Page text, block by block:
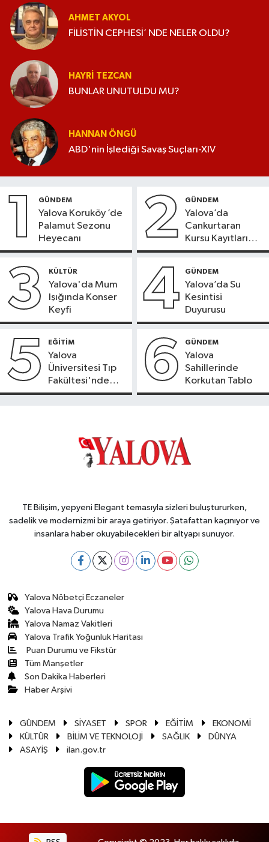
AHMET AKYOL
FİLİSTİN CEPHESİ’ NDE NELER OLDU?
HAYRI TEZCAN
BUNLAR UNUTULDU MU?
HANNAN ÖNGÜ
ABD'nin İşlediği Savaş Suçları-XIV
1 GÜNDEM
Yalova Koruköy ’de
Palamut Sezonu
Heyecanı
2 GÜNDEM
Yalova’da
Cankurtaran
Kursu Kayıtları
Başladı
3 KÜLTÜR
Yalova'da Mum
Işığında Konser
Keyfi
4 GÜNDEM
Yalova’da Su
Kesintisi
Duyurusu
5 EĞİTİM
Yalova
Üniversitesi Tıp
Fakültesi'nde
Yeni Dönem
6 GÜNDEM
Yalova
Sahillerinde
Korkutan Tablo
TE Bilişim, yepyeni Elegant temasıyla sizleri buluştururken,
sadelik ve modernizmi bir araya getiriyor. Şatafattan kaçınıyor ve
insanlara haber okuyabilecekleri bir altyapı sunuyor.
Yalova Nöbetçi Eczaneler
Yalova Hava Durumu
Yalova Namaz Vakitleri
Yalova Trafik Yoğunluk Haritası
Puan Durumu ve Fikstür
Tüm Manşetler
Son Dakika Haberleri
Haber Arşivi
GÜNDEM SİYASET SPOR EĞİTİM
EKONOMİ
KÜLTÜR
BİLİM VE TEKNOLOJİ SAĞLIK
DÜNYA
ASAYİŞ
ilan.gov.tr